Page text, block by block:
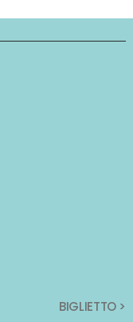
BIGLIETTO >
BIGLIETTO >